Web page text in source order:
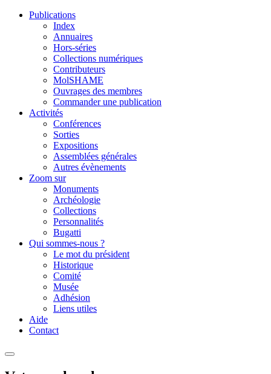
Publications
Index
Annuaires
Hors-séries
Collections numériques
Contributeurs
MolSHAME
Ouvrages des membres
Commander une publication
Activités
Conférences
Sorties
Expositions
Assemblées générales
Autres évènements
Zoom sur
Monuments
Archéologie
Collections
Personnalités
Bugatti
Qui sommes-nous ?
Le mot du président
Historique
Comité
Musée
Adhésion
Liens utiles
Aide
Contact